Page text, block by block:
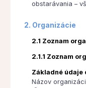
obstarávania –
2. Organizácie
2.1 Zoznam
2.1.1 Zoznam
Základné údaje
Názov